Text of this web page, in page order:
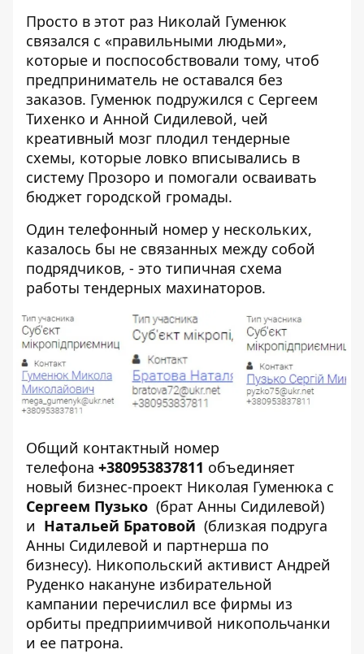
Просто в этот раз Николай Гуменюк
связался с «правильными людьми»,
которые и поспособствовали тому, чтоб
предприниматель не оставался без
заказов. Гуменюк подружился с Сергеем
Тихенко и Анной Сидилевой, чей
креативный мозг плодил тендерные
схемы, которые ловко вписывались в
систему Прозоро и помогали осваивать
бюджет городской громады.
Один телефонный номер у нескольких,
казалось бы не связанных между собой
подрядчиков, - это типичная схема
работы тендерных махинаторов.
Общий контактный номер
телефона +380953837811 объединяет
новый бизнес-проект Николая Гуменюка с
Сергеем Пузько (брат Анны Сидилевой)
и Натальей Братовой (близкая подруга
Анны Сидилевой и партнерша по
бизнесу). Никопольский активист Андрей
Руденко накануне избирательной
кампании перечислил все фирмы из
орбиты предприимчивой никопольчанки
и ее патрона.